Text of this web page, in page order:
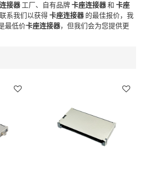
接器 工厂、自有品牌卡座连接器和卡座
系我们以获得卡座连接器 的最佳报价，我
最低价卡座连接器，但我们会为您提供更